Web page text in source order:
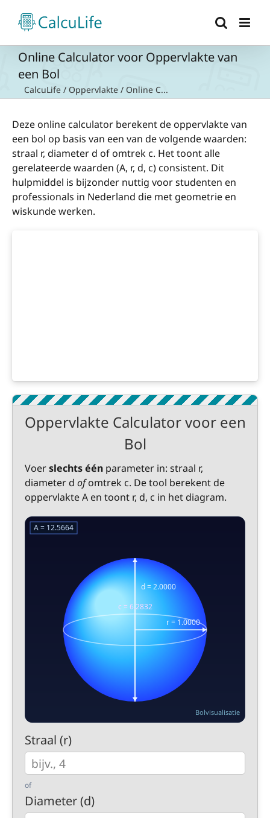
naar
inhoud
Online Calculator voor Oppervlakte van
een Bol
CalcuLife / Oppervlakte / Online C...
Deze online calculator berekent de oppervlakte van
een bol op basis van een van de volgende waarden:
straal r, diameter d of omtrek c. Het toont alle
gerelateerde waarden (A, r, d, c) consistent. Dit
hulpmiddel is bijzonder nuttig voor studenten en
professionals in Nederland die met geometrie en
wiskunde werken.
Oppervlakte Calculator voor een
Bol
Voerslechts één parameter in: straal r,
diameter d ofomtrek c. De tool berekent de
oppervlakte A en toont r, d, c in het diagram.
Bolvisualisatie
Straal (r)
of
Diameter (d)